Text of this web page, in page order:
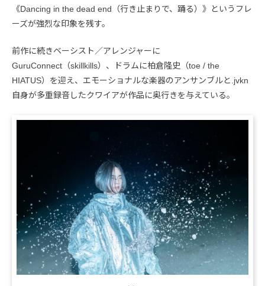
《Dancing in the dead end（行き止まりで、踊る）》というフレ
ーズが強烈な印象を残す。
前作に続きベーシスト／アレンジャーに
GuruConnect（skillkills）、ドラムに柏倉隆史（toe / the
HIATUS）を迎え、エモーショナルな楽器のアンサンブルと.jvkn
自身が多重録音したクワイアが作品に奥行きを与えている。